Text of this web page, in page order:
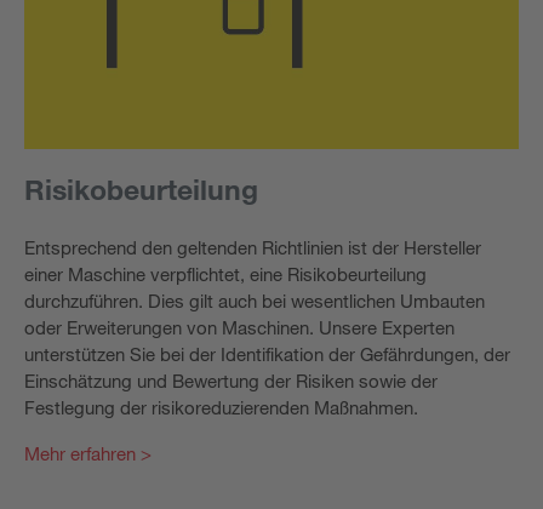
Risikobeurteilung
Entsprechend den geltenden Richtlinien ist der Hersteller
einer Maschine verpflichtet, eine Risikobeurteilung
durchzuführen. Dies gilt auch bei wesentlichen Umbauten
oder Erweiterungen von Maschinen. Unsere Experten
unterstützen Sie bei der Identifikation der Gefährdungen, der
Einschätzung und Bewertung der Risiken sowie der
Festlegung der risikoreduzierenden Maßnahmen.
Mehr erfahren >